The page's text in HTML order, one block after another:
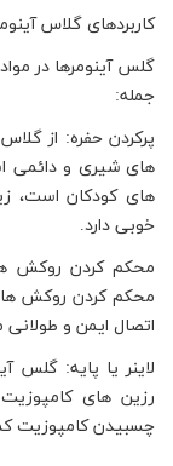
کاربردهای گلاس
گلس آینومرها در
جمله:
پرکردن حفره: از
های شیری و دائمی
های کودکان است،
خوبی دارد.
محکم کردن روکش
محکم کردن روکش ها
اتصال ایمن و
لاینر یا پایه: گلس
رزین های
چسبیدن کامپوزیت